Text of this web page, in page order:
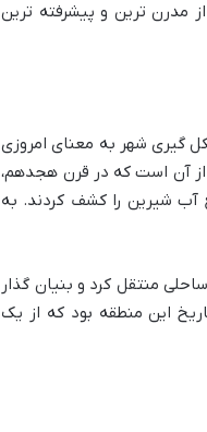
مدرن ترین و پیشرفته ترین
گیری شهر به معنای امروزی
از آن است که در قرن هجدهم،
آب شیرین را کشف کردند. به
۱۷۹۵ مقر خود را به این جزیره ساحلی منتقل کرد و بنیان گذار
این منطقه بود که از یک